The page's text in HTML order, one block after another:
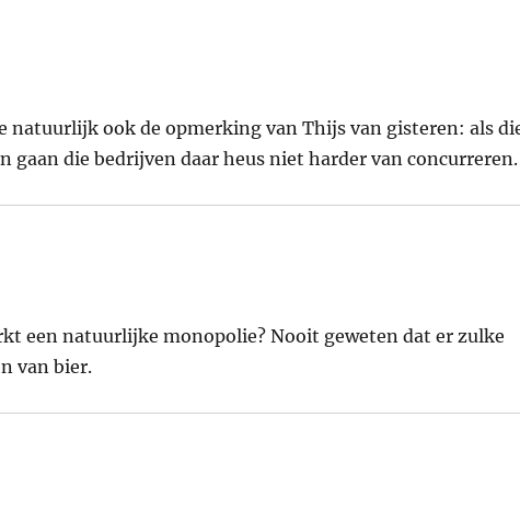
natuurlijk ook de opmerking van Thijs van gisteren: als
die bedrijven daar heus niet harder van concurreren.
een natuurlijke monopolie? Nooit geweten dat er zulke
van bier.